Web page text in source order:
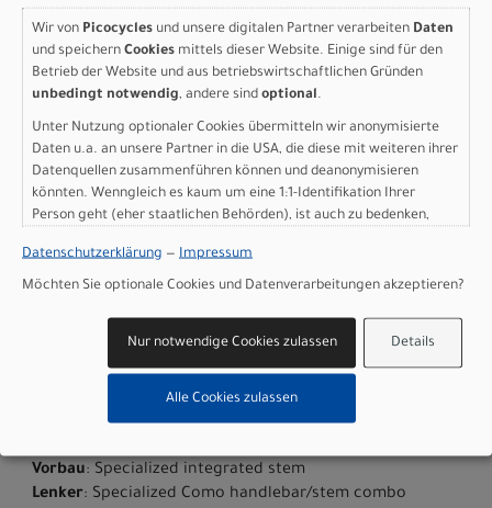
Rahmen: E5 Aluminum, bottom bracket motor mount,
fully integrated & lockable downtube battery, internal
cable routing, lock and front rack mount
Gabel: SR Suntour MobieA32, 80mm travel, lockout,
Bremse vorne: Shimano 2 pistons hydraulic disc, 180mm
Bremse hinten: Shimano 2 pistons hydraulic disc,
160mm
Kassette : Shimano CUES 9-speed, 11-41t
Kette: Shimano LG
Kurbelgarnitur: Praxis, Brose Isis,165mm, Bcd 104mm,
S48T
: Specialized Commuter w/ grip tape & reflectors
Vorderreifen: Hemisphere Flat Protection Reflect, 650b
: Hemisphere Flat Protection Reflect, 650b X
Vorbau: Specialized integrated stem
Lenker: Specialized Como handlebar/stem combo
Wir von Picocycles und unsere digitalen Partner verarbeiten Daten
und speichern Cookies mittels dieser Website. Einige sind für den
Betrieb der Website und aus betriebswirtschaftlichen Gründen
unbedingt notwendig, andere sind optional.
Unter Nutzung optionaler Cookies übermitteln wir anonymisierte
Daten u.a. an unsere Partner in die USA, die diese mit weiteren ihrer
Datenquellen zusammenführen können und deanonymisieren
könnten. Wenngleich es kaum um eine 1:1-Identifikation Ihrer
Person geht (eher staatlichen Behörden), ist auch zu bedenken,
sind wie bei uns in der Europäischen Union.
Datenschutzerklärung — Impressum
Möchten Sie optionale Cookies und Datenverarbeitungen akzeptieren?
Details
Nur notwendige Cookies zulassen
Alle Cookies zulassen